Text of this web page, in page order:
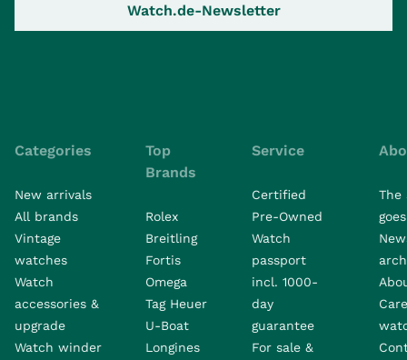
Watch.de-Newsletter
Categories
New arrivals
All brands
Vintage
watches
Watch
accessories &
upgrade
Watch winder
Top
Brands
Rolex
Breitling
Fortis
Omega
Tag Heuer
U-Boat
Longines
Service
Certified
Pre-Owned
Watch
passport
incl. 1000-
day
guarantee
For sale &
The